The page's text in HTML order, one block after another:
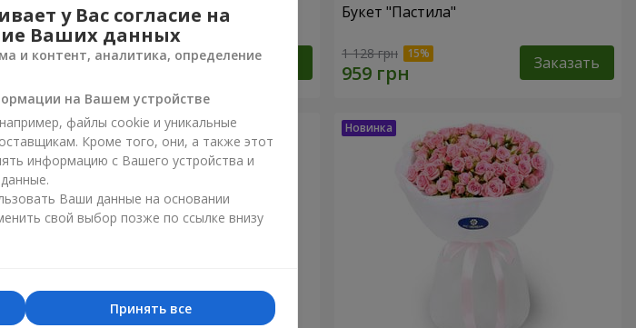
Букет "Марта"
3 145 грн Заказать
Букет "Пастила"
1 128 грн Заказать
у Вас согласие на
Ваших данных
и контент, аналитика, определение
на Вашем устройстве
файлы cookie и уникальные
Кроме того, они, а также этот
информацию с Вашего устройства и
Ваши данные на основании
свой выбор позже по ссылке внизу
Принять все